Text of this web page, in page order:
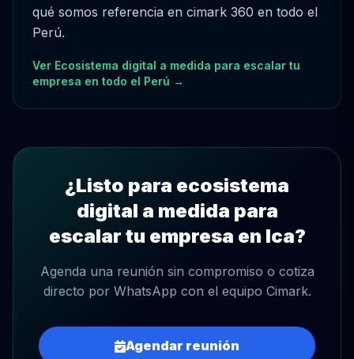
qué somos referencia en cimark 360 en todo el
Perú.
Ver Ecosistema digital a medida para escalar tu
empresa en todo el Perú →
¿Listo para ecosistema
digital a medida para
escalar tu empresa en Ica?
Agenda una reunión sin compromiso o cotiza
directo por WhatsApp con el equipo Cimark.
Agendar reunión